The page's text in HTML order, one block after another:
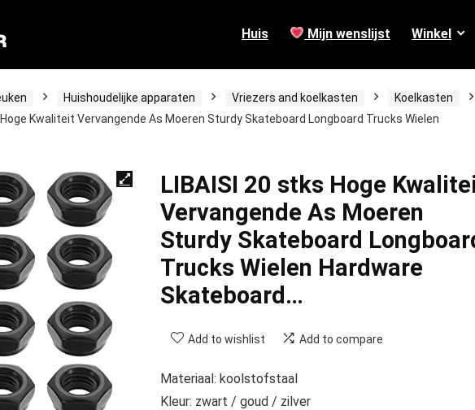
Huis Mijn wenslijst Winkel
Huishoudelijke apparaten Vriezers and koelkasten
Koelkasten
Hoge Kwaliteit Vervangende As Moeren Sturdy Skateboard Longboard Trucks Wielen
LIBAISI 20 stks Hoge
Vervangende As Moeren
Sturdy Skateboard
Trucks Wielen Hardware
Skateboard…
Add to wishlist Add to compare
Materiaal: koolstofstaal
Kleur: zwart / goud / zilver